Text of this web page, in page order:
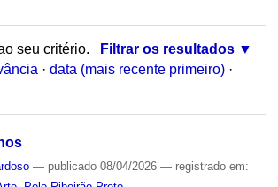
seu critério.
Filtrar os resultados
· data (mais recente primeiro) ·
— publicado08/04/2026 — registrado em: